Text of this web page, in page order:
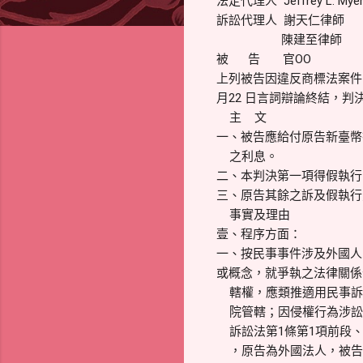
訴訟代理人 謝天仁律師
陳建至律師
被 告 官OO
上列被告因違反商標法案
月22 日言詞辯論終結，判
主 文
一、被告應給付原告新臺
之利息。
二、本判決第一項得假執
三、原告其餘之訴及假執
事實及理由
壹、程序方面：
一、按民事事件涉及外國
或概念，就爭執之法律關
轄權，應類推適用民事
院管轄；因侵權行為涉
訴訟法第1條第1項前段
，原告為外國法人，被